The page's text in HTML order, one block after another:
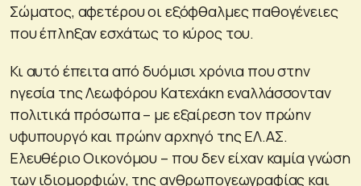
Σώματος, αφετέρου οι εξόφθαλμες παθογένειες
που έπληξαν εσχάτως το κύρος του.
Κι αυτό έπειτα από δυόμισι χρόνια που στην
ηγεσία της Λεωφόρου Κατεχάκη εναλλάσσονταν
πολιτικά πρόσωπα – με εξαίρεση τον πρώην
υφυπουργό και πρώην αρχηγό της ΕΛ.ΑΣ.
Ελευθέριο Οικονόμου – που δεν είχαν καμία γνώση
των ιδιομορφιών, της ανθρωπογεωγραφίας και